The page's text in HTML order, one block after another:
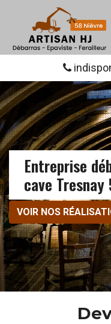
Entreprise
cave
VOIR NOS